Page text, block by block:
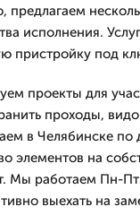
предлагаем
исполнения.
пристройку под
проекты для
проходы,
в Челябинске по
элементов на
Мы работаем Пн-
выехать на